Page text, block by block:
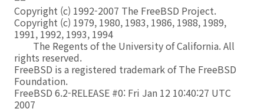
Copyright (c) 1992-2007 The FreeBSD Project.
Copyright (c) 1979, 1980, 1983, 1986, 1988, 1989,
1991, 1992, 1993, 1994
The Regents of the University of California. All
rights reserved.
FreeBSD is a registered trademark of The FreeBSD
Foundation.
FreeBSD 6.2-RELEASE #0: Fri Jan 12 10:40:27 UTC
2007